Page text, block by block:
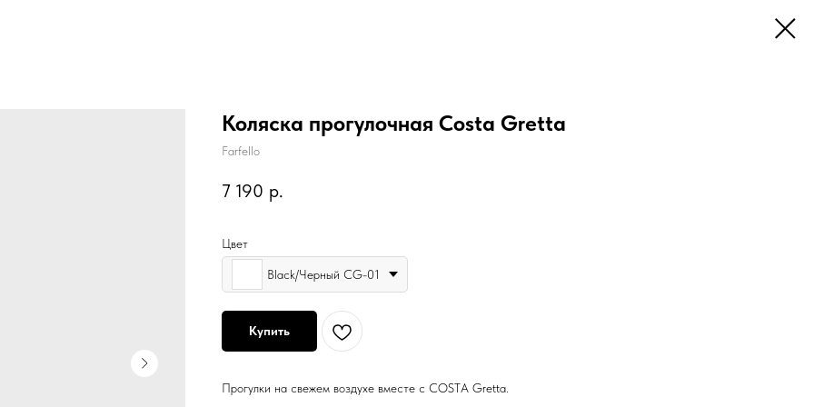
Коляска прогулочная Costa Gretta
Farfello
7 190 р.
Цвет
Black/Черный CG-01
Купить
Прогулки на свежем воздухе вместе с COSTA Gretta.